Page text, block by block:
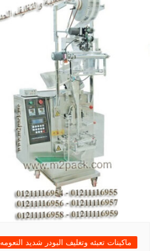
ماكينات تعبئه وتغليف البودر شديد النعومه